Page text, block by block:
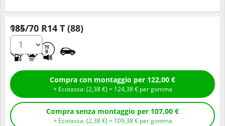
185/70 R14 T (88)
70
B
Q.tà
Compra con montaggio per 122,00 €
+ Ecotassa: (2,38€ ) = 124,38€ per gomma
Compra senza montaggio per 107,00 €
+ Ecotassa: (2,38€ ) = 109,38€ per gomma